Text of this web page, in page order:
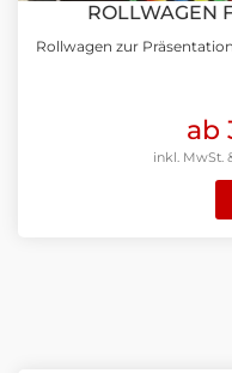
ROLLWAGEN
Rollwagen zur
ab
inkl. MwSt.